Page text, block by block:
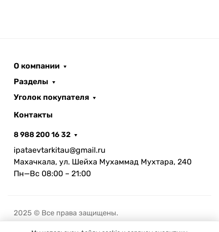
О компании
Разделы
Уголок покупателя
Контакты
8 988 200 16 32
ipataevtarkitau@gmail.ru
Махачкала, ул. Шейха Мухаммад Мухтара, 240
Пн—Вс 08:00 – 21:00
2025 © Все права защищены.